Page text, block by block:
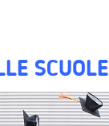
SCUOLE